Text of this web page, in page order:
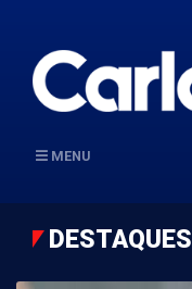
MENU
DESTAQUES